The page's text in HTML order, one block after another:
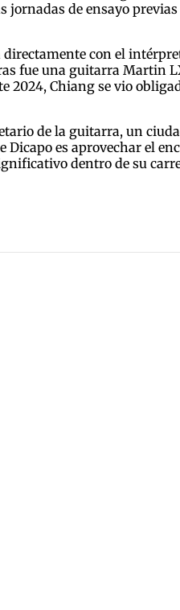
de ensayo
con el
fue una guitarra Martin
Chiang se vio
de la guitarra, un
es aprovechar el
dentro de su